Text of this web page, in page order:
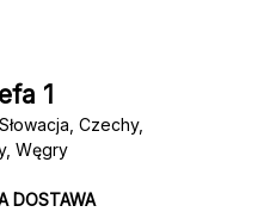
1
Czechy,
Węgry
DOSTAWA